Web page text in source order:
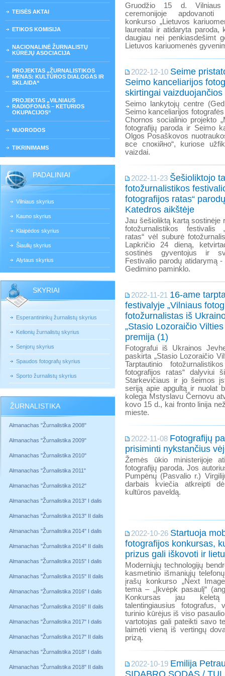
TEISĖS AKTAI
ETIKOS KOMISIJA
NACIONALINĖ ŽURNALISTŲ
KŪRĖJŲ ASOCIACIJA
PROJEKTAS „ŽURNALISTIKOS
MENAS: KULTŪROS DIALOGAS IR
SKLAIDA“
PROJEKTAS „VILNIAUS
RADIOFONAS – KETURIOS
OKUPACIJOS“
NUORODOS
TIKRINIMAMS
PADALINIAI
Vilniaus skyrius
Kauno skyrius
Klaipėdos skyrius
Šiaulių skyrius
Alytaus skyrius
SKYRIAI
Esperantininkų žurnalistų skyrius
Kelionių žurnalistų skyrius
Senjorų skyrius
Spaudos fotografų skyrius
Sporto žurnalistų skyrius
ŽURNALISTIKA
Almanachas "Žurnalistika 2008"
Almanachas "Žurnalistika 2009"
Almanachas "Žurnalistika 2010"
Almanachas "Žurnalistika 2011"
Almanachas "Žurnalistika 2012"
Almanachas "Žurnalistika 2013" I dalis
Almanachas "Žurnalistika 2013" II dalis
Almanachas "Žurnalistika 2014" I dalis
Almanachas "Žurnalistika 2014" II dalis
Almanachas "Žurnalistika 2015" I dalis
Almanachas "Žurnalistika 2015" II dalis
Almanachas "Žurnalistika 2016" I dalis
Almanachas "Žurnalistika 2016" II dalis
Almanachas "Žurnalistika 2017" I dalis
Almanachas "Žurnalistika 2017" II dalis
Almanachas "Žurnalistika 2018" I dalis
Almanachas "Žurnalistika 2018" II dalis
Gruodžio 15 d. Vilniaus
ceremonijoje apdovanoti
konkurso „Lietuvos
laureatai ir atidaryta paroda,
daugiau nei penkiasdešimt
Lietuvos kariuomenės
2022-12-10 Seime
Seimo kanceliarijos
skirtingai
Seimo lankytojų centre
Seimo kanceliarijos
Chornos socialinio projekto
fotografijų paroda ir Seimo
Olgos Posaškovos
все спокійно“, kuriose
vaizdai.
2022-11-23 Šešioliktojo
fotožurnalistikos
fotografijos ratas“
Katedros aikštėje
Jau šešioliktą kartą sostinėje
fotožurnalistikos festivalis
ratas“ vėl suburė
Lapkričio 24 dieną,
sostinės gyventojus ir
Festivalio parodų atidarymą
Gedimino paminklo.
2022-11-21 16-ame
festivalyje „Vilniaus
fotožurnalistas iš
„Stasio Lozoraičio
premija (1)
Fotografui iš Ukrainos
paskirta „Stasio Lozoraičio
Tarptautinio
fotografijos ratas“ dalyviui
Starkevičiaus ir jo šeimos
seriją apie apgultą ir nuolat
kolega Mstyslavu Černovu
kovo 15 d., kai fronto linija
mieste.
2022-11-08 Fotografijų
prisiminti nykstančius
Žemės ūkio ministerijoje
fotografijų paroda. Jos
Pumpėnų (Pasvalio r.)
darbais kviečia atkreipti
kultūros paveldą.
2022-10-26 Startuoja
fotografijos konkursas,
prizus gali iškovoti ir
Moderniųjų technologijų
kasmetinio išmaniųjų
įrašų konkurso „Next
tema – „Įkvėpk pasaulį“
Konkursas jau
talentingiausius fotografus,
turinio kūrėjus iš viso
vartotojas gali pateikti savo
laimėti vieną iš vertingų
prizą.
2022-10-19 Emilija
SIDABRO SODAS /